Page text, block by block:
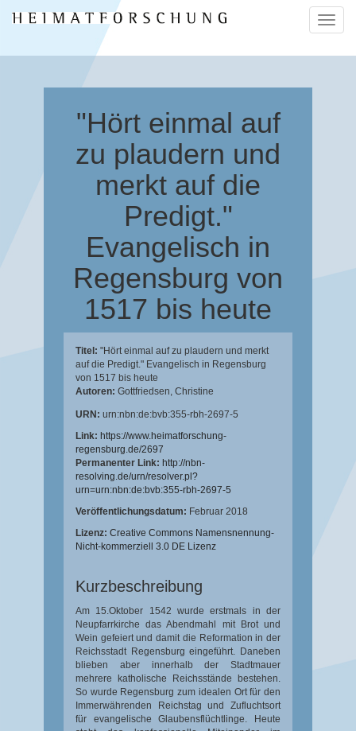
ein-/
"Hört einmal auf
zu plaudern und
merkt auf die
Predigt."
Evangelisch in
Regensburg von
1517 bis heute
Titel: "Hört einmal auf zu plaudern und merkt
auf die Predigt." Evangelisch in Regensburg
von 1517 bis heute
Autoren: Gottfriedsen, Christine
URN: urn:nbn:de:bvb:355-rbh-2697-5
Link: https://www.heimatforschung-
regensburg.de/2697
Permanenter Link: http://nbn-
resolving.de/urn/resolver.pl?
urn=urn:nbn:de:bvb:355-rbh-2697-5
Veröffentlichungsdatum: Februar 2018
Lizenz: Creative Commons Namensnennung-
Nicht-kommerziell 3.0 DE Lizenz
Kurzbeschreibung
Am 15.Oktober 1542 wurde erstmals in der
Neupfarrkirche das Abendmahl mit Brot und
Wein gefeiert und damit die Reformation in der
Reichsstadt Regensburg eingeführt. Daneben
blieben aber innerhalb der Stadtmauer
mehrere katholische Reichsstände bestehen.
So wurde Regensburg zum idealen Ort für den
Immerwährenden Reichstag und Zufluchtsort
für evangelische Glaubensflüchtlinge. Heute